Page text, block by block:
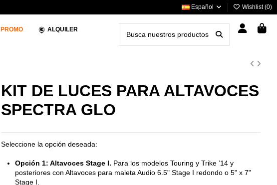
Español Wishlist (0)
PROMO ALQUILER
KIT DE LUCES PARA ALTAVOCES
SPECTRA GLO
Seleccione la opción deseada:
Opción 1: Altavoces Stage I. Para los modelos Touring y Trike ’14 y
posteriores con Altavoces para maleta Audio 6.5" Stage I redondo o 5" x 7"
Stage I.